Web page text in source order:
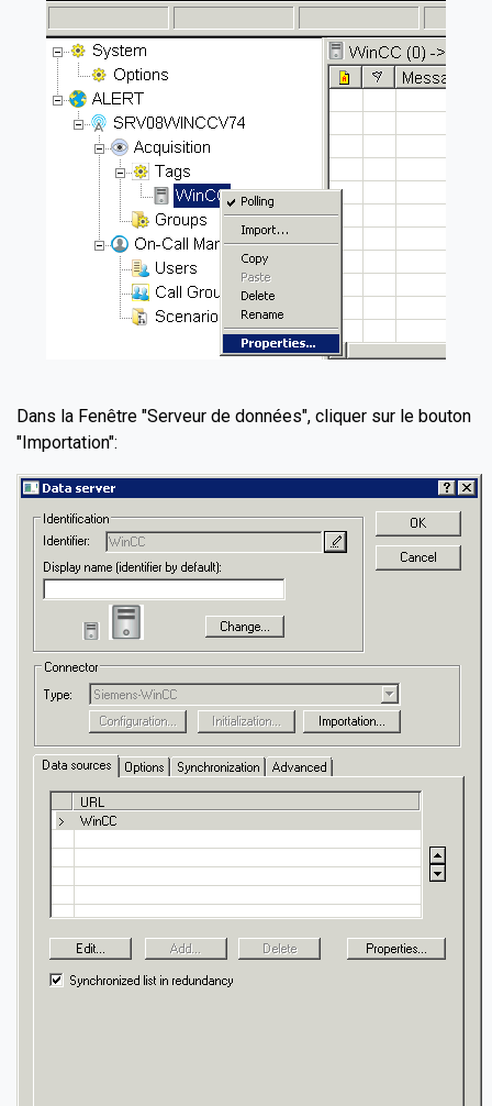
Dans la Fenêtre "Serveur de données", cliquer sur le bouton
"Importation":